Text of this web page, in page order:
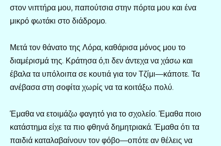
στον νιπτήρα μου, παπούτσια στην πόρτα μου και ένα
μικρό φωτάκι στο διάδρομο.
Μετά τον θάνατο της Λόρα, καθάρισα μόνος μου το
διαμέρισμά της. Κράτησα ό,τι δεν άντεχα να χάσω και
έβαλα τα υπόλοιπα σε κουτιά για τον Τζίμι—κάποτε. Τα
ανέβασα στη σοφίτα χωρίς να τα κοιτάξω πολύ.
Έμαθα να ετοιμάζω φαγητό για το σχολείο. Έμαθα ποιο
κατάστημα είχε τα πιο φθηνά δημητριακά. Έμαθα ότι τα
παιδιά καταλαβαίνουν τον φόβο—οπότε αν θέλεις να